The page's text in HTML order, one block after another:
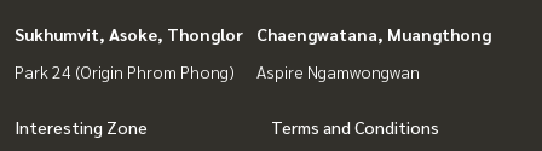
Sukhumvit, Asoke, Thonglor
Park 24 (Origin Phrom Phong)
Chaengwatana, Muangthong
Aspire Ngamwongwan
Interesting Zone
Terms and Conditions